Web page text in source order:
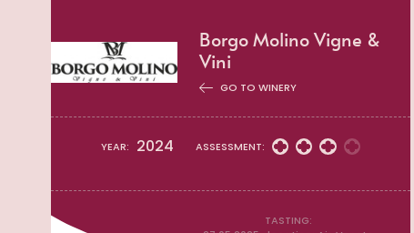
Borgo Molino Vigne &
Vini
GO TO WINERY
YEAR: 2024 ASSESSMENT:
TASTING: